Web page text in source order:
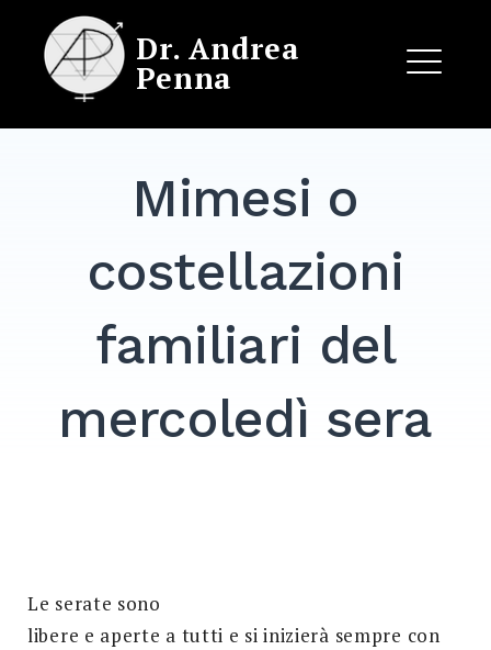
content
Dr. Andrea
Penna
Mimesi o
costellazioni
familiari del
mercoledì sera
Le serate sono
libere e aperte a tutti e si inizierà sempre con